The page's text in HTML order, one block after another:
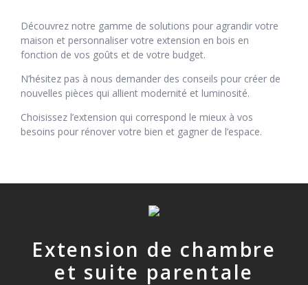
Découvrez notre gamme de solutions pour agrandir votre
maison et personnaliser votre extension en bois en
fonction de vos goûts et de votre budget.
N’hésitez pas à nous demander des conseils pour créer de
nouvelles pièces qui allient modernité et luminosité.
Choisissez l’extension qui correspond le mieux à vos
besoins pour rénover votre bien et gagner de l’espace.
Extension de chambre
et suite parentale